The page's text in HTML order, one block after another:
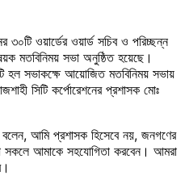
৩০টি ওয়ার্ডের ওয়ার্ড সচিব ও পরিচ্ছন্ন
মতবিনিময় সভা অনুষ্ঠিত হয়েছে।
হল সভাকক্ষে আয়োজিত মতবিনিময় সভায়
সিটি কর্পোরেশনের প্রশাসক মোঃ
আমি প্রশাসক হিসেবে নয়, জনগণের
সকলে আমাকে সহযোগিতা করবেন। আমরা